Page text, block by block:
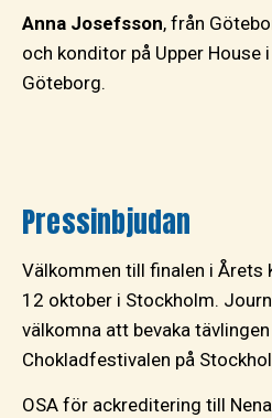
Anna Josefsson, från
och konditor på Upper House
Göteborg.
Pressinbjudan
Välkommen till finalen i Årets
12 oktober i Stockholm.
välkomna att bevaka tävlingen
Chokladfestivalen på
OSA för ackreditering till